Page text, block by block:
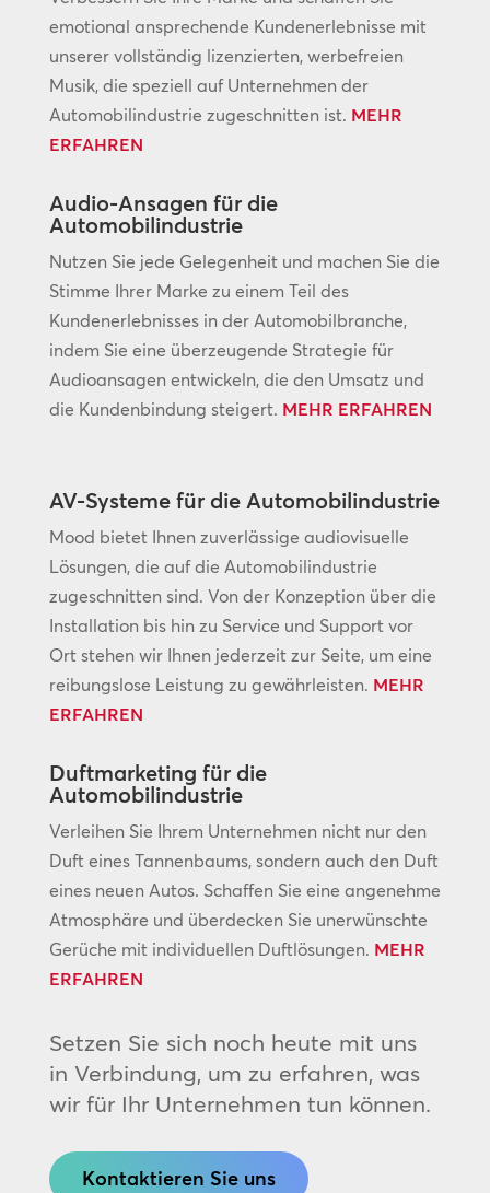
emotional ansprechende Kundenerlebnisse mit
unserer vollständig lizenzierten, werbefreien
Musik, die speziell auf Unternehmen der
Automobilindustrie zugeschnitten ist. MEHR
ERFAHREN
Audio-Ansagen für die
Automobilindustrie
Nutzen Sie jede Gelegenheit und machen Sie die
Stimme Ihrer Marke zu einem Teil des
Kundenerlebnisses in der Automobilbranche,
indem Sie eine überzeugende Strategie für
Audioansagen entwickeln, die den Umsatz und
die Kundenbindung steigert. MEHR ERFAHREN
AV-Systeme für die Automobilindustrie
Mood bietet Ihnen zuverlässige audiovisuelle
Lösungen, die auf die Automobilindustrie
zugeschnitten sind. Von der Konzeption über die
Installation bis hin zu Service und Support vor
Ort stehen wir Ihnen jederzeit zur Seite, um eine
reibungslose Leistung zu gewährleisten. MEHR
ERFAHREN
Duftmarketing für die
Automobilindustrie
Verleihen Sie Ihrem Unternehmen nicht nur den
Duft eines Tannenbaums, sondern auch den Duft
eines neuen Autos. Schaffen Sie eine angenehme
Atmosphäre und überdecken Sie unerwünschte
Gerüche mit individuellen Duftlösungen. MEHR
ERFAHREN
Setzen Sie sich noch heute mit uns
in Verbindung, um zu erfahren, was
wir für Ihr Unternehmen tun können.
Kontaktieren Sie uns